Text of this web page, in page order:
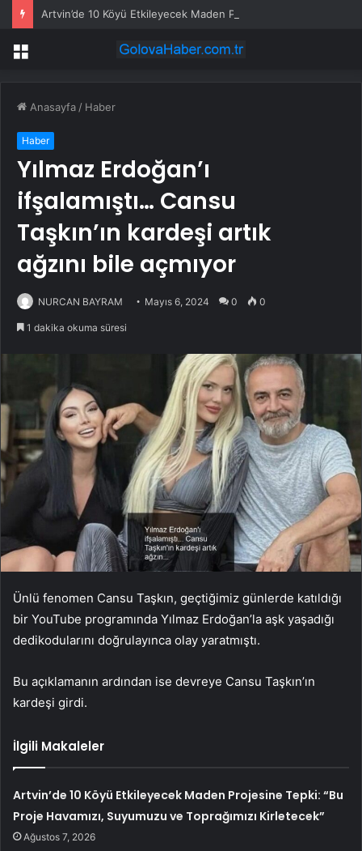
Menü
Anasayfa / Haber
Haber
Yılmaz Erdoğan’ı
ifşalamıştı… Cansu
Taşkın’ın kardeşi artık
ağzını bile açmıyor
NURCAN BAYRAM Mayıs 6, 2024 0 0
1 dakika okuma süresi
Ünlü fenomen Cansu Taşkın, geçtiğimiz günlerde katıldığı
bir YouTube programında Yılmaz Erdoğan’la aşk yaşadığı
dedikodularını doğrulayınca olay yaratmıştı.
Bu açıklamanın ardından ise devreye Cansu Taşkın’ın
kardeşi girdi.
İlgili Makaleler
Artvin’de 10 Köyü Etkileyecek Maden Projesine Tepki: “Bu
Proje Havamızı, Suyumuzu ve Toprağımızı Kirletecek”
Ağustos 7, 2026